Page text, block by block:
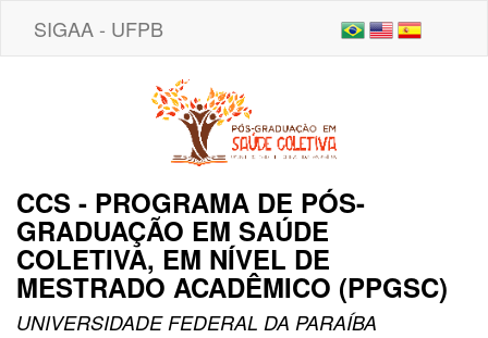
SIGAA - UFPB
CCS - PROGRAMA DE PÓS-
GRADUAÇÃO EM SAÚDE
COLETIVA, EM NÍVEL DE
MESTRADO ACADÊMICO (PPGSC)
UNIVERSIDADE FEDERAL DA PARAÍBA